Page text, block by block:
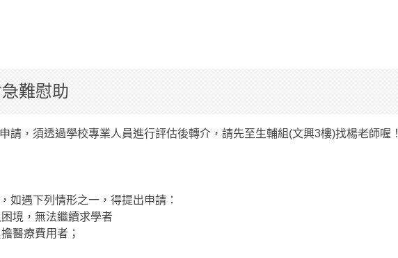
難慰助
請，須透過學校專業人員進行評估後轉介，請先至生輔組(文興3樓)找楊老師喔！
如遇下列情形之一，得提出申請：
境，無法繼續求學者
醫療費用者；